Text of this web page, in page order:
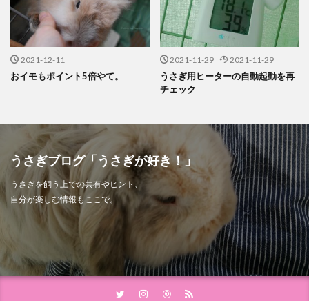
2021-12-11
おイモもポイント5倍やて。
2021-11-29 2021-11-29
うさぎ用ヒーターの自動起動を再
チェック
うさぎブログ「うさぎが好き！」
うさぎを飼う上での共有やヒント、
自分が楽しむ情報もここで。